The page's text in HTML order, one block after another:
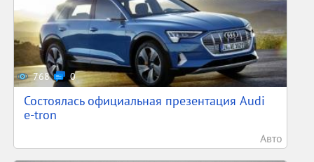
768 0
Состоялась официальная презентация Audi
e-tron
Авто